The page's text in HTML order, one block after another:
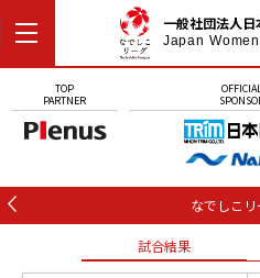
一般社団法人
Japan
TOP
PARTNER
なでしこ
試合結果